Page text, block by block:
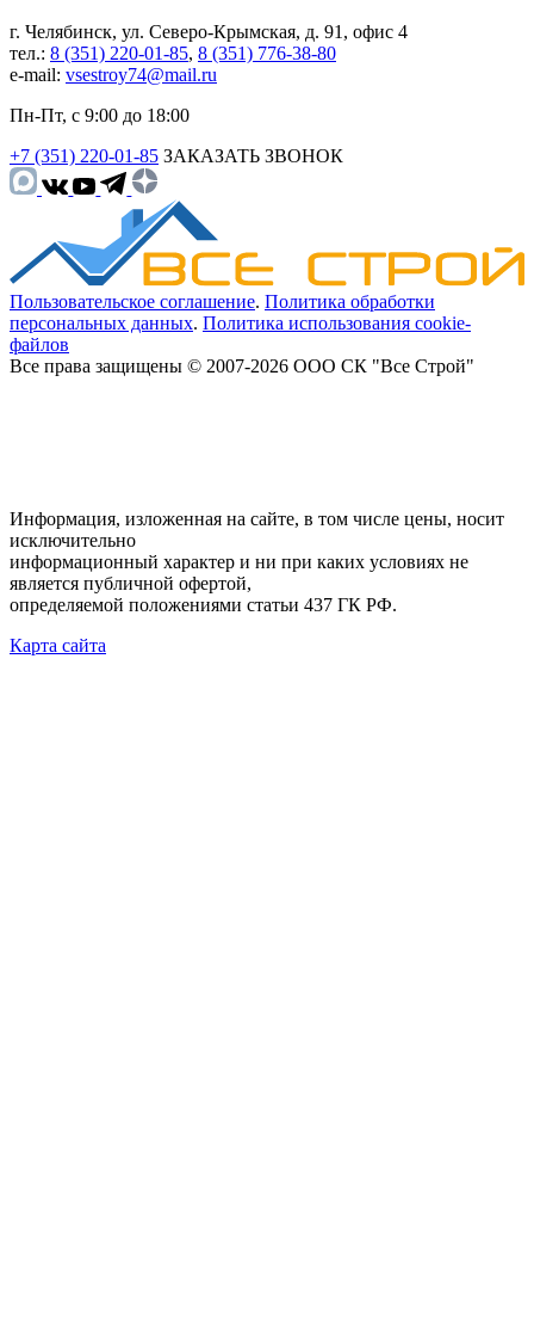
г. Челябинск, ул. Северо-Крымская, д. 91, офис 4
тел.: 8 (351) 220-01-85, 8 (351) 776-38-80
e-mail: vsestroy74@mail.ru
Пн-Пт, с 9:00 до 18:00
+7 (351) 220-01-85 ЗАКАЗАТЬ ЗВОНОК
Пользовательское соглашение. Политика обработки
персональных данных. Политика использования cookie-
файлов
Все права защищены © 2007-2026 ООО СК "Все Строй"
Информация, изложенная на сайте, в том числе цены, носит
исключительно
информационный характер и ни при каких условиях не
является публичной офертой,
определяемой положениями статьи 437 ГК РФ.
Карта сайта